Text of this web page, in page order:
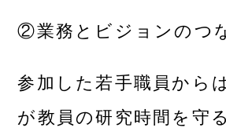
②業務とビジョンのつ
参加した若手職員から
が教員の研究時間を守